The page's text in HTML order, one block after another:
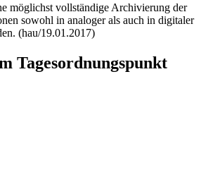
möglichst vollständige Archivierung der
sowohl in analoger als auch in digitaler
(hau/19.01.2017)
Tagesordnungspunkt